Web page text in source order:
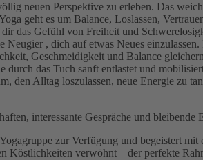
neuen Perspektive zu erleben. Das
geht es um Balance, Loslassen,
das Gefühl von Freiheit und
, dich auf etwas Neues
Geschmeidigkeit und Balance
durch das Tuch sanft entlastet und
den Alltag loszulassen, neue Energie zu
interessante Gespräche und bleibende
zur Verfügung und begeistert
Köstlichkeiten verwöhnt – der perfekte